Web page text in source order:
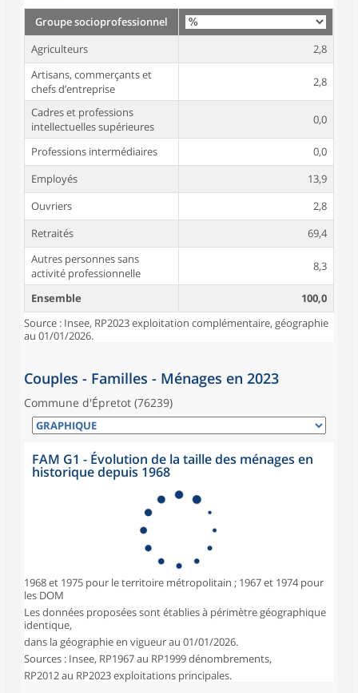
Groupe socioprofessionnel
Agriculteurs
2,8
Artisans, commerçants et
chefs d’entreprise
2,8
Cadres et professions
intellectuelles supérieures
0,0
Professions intermédiaires
0,0
Employés
13,9
Ouvriers
2,8
Retraités
69,4
Autres personnes sans
activité professionnelle
8,3
Ensemble
100,0
Source : Insee, RP2023 exploitation complémentaire, géographie
au 01/01/2026.
Couples - Familles - Ménages en 2023
Commune d'Épretot (76239)
FAM G1 - Évolution de la taille des ménages en
historique depuis 1968
1968 et 1975 pour le territoire métropolitain ; 1967 et 1974 pour
les DOM
Les données proposées sont établies à périmètre géographique
identique,
dans la géographie en vigueur au 01/01/2026.
Sources : Insee, RP1967 au RP1999 dénombrements,
RP2012 au RP2023 exploitations principales.